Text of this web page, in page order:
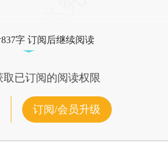
字 订阅后继续阅读
已订阅的阅读权限
订阅/会员升级